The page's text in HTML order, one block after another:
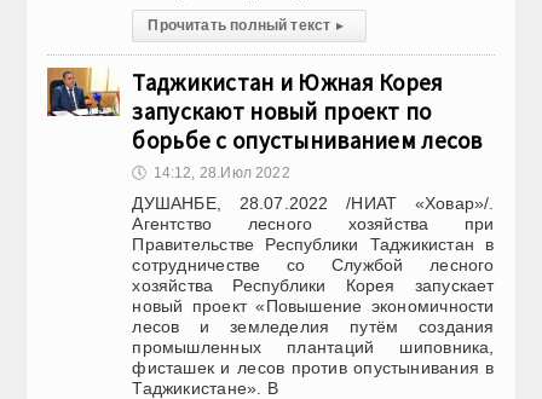
Прочитать полный текст ▸
Таджикистан и Южная Корея
запускают новый проект по
борьбе с опустыниванием лесов
🕔 14:12, 28.Июл 2022
ДУШАНБЕ, 28.07.2022 /НИАТ «Ховар»/.
Агентство лесного хозяйства при
Правительстве Республики Таджикистан в
сотрудничестве со Службой лесного
хозяйства Республики Корея запускает
новый проект «Повышение экономичности
лесов и земледелия путём создания
промышленных плантаций шиповника,
фисташек и лесов против опустынивания в
Таджикистане». В